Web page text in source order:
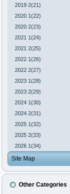
2019 2(21)
2020 1(22)
2020 2(23)
2021 1(24)
2021 2(25)
2022 1(26)
2022 2(27)
2023 1(28)
2023 2(29)
2024 1(30)
2024 2(31)
2025 1(32)
2025 2(33)
2026 1(34)
Site Map
Other Categories